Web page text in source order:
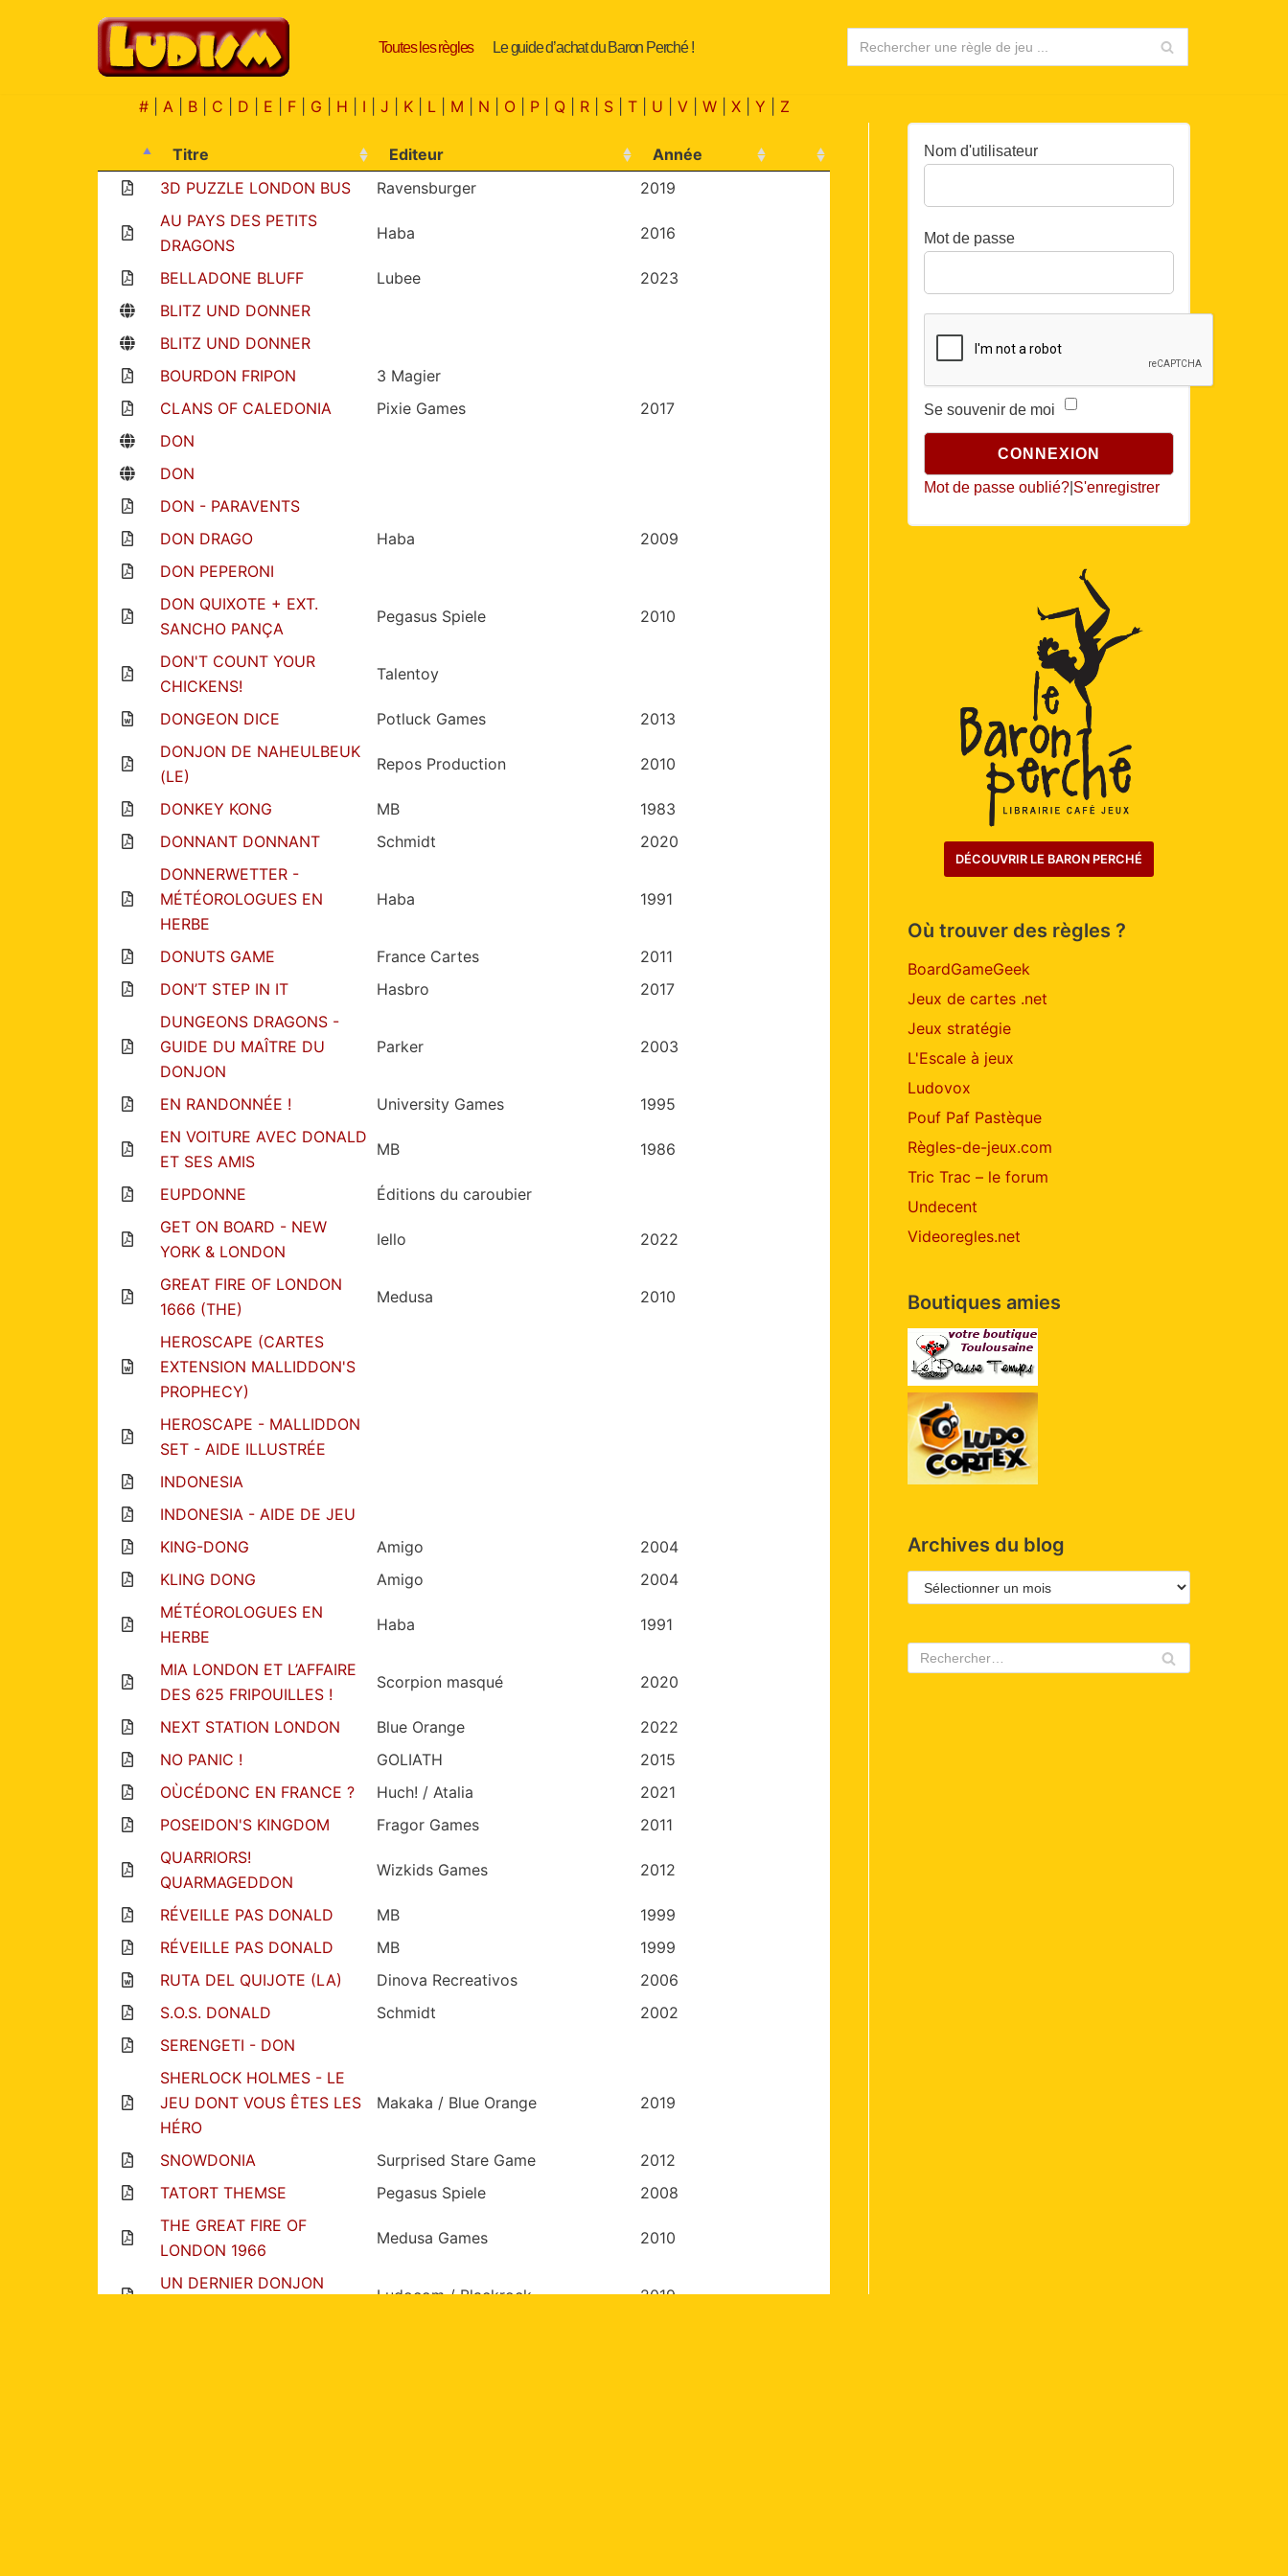
Toutes les règles Le guide d’achat du Baron Perché !
#| A| B| C D E F| G H I J K| L| M N O| P| Q| R| S| T| U V| W| X| Y Z
Titre Editeur
Année
3D PUZZLE LONDON BUS
Ravensburger
2019
AU PAYS DES PETITS
DRAGONS
Haba 2016
BELLADONE BLUFF Lubee
2023
BLITZ UND DONNER
BLITZ UND DONNER
BOURDON FRIPON
3 Magier
CLANS OF CALEDONIA
Pixie Games
2017
DON
DON
DON - PARAVENTS
DON DRAGO
Haba
2009
DON PEPERONI
DON QUIXOTE + EXT.
SANCHO PANÇA
Pegasus Spiele 2010
DON'T COUNT YOUR
CHICKENS!
Talentoy
DONGEON DICE Potluck Games
2013
DONJON DE NAHEULBEUK
(LE)
Repos Production 2010
DONKEY KONG MB
1983
DONNANT DONNANT
Schmidt
2020
DONNERWETTER -
MÉTÉOROLOGUES EN
HERBE
Haba 1991
DONUTS GAME France Cartes
2011
DON’T STEP IN IT
Hasbro
2017
DUNGEONS DRAGONS -
GUIDE DU MAÎTRE DU
DONJON
Parker 2003
EN RANDONNÉE ! University Games
1995
EN VOITURE AVEC DONALD
ET SES AMIS
MB 1986
EUPDONNE
Éditions du caroubier
GET ON BOARD - NEW
YORK & LONDON
Iello 2022
GREAT FIRE OF LONDON
1666 (THE)
Medusa 2010
HEROSCAPE (CARTES
EXTENSION MALLIDDON'S
PROPHECY)
HEROSCAPE - MALLIDDON
SET - AIDE ILLUSTRÉE
INDONESIA
INDONESIA - AIDE DE JEU
KING-DONG
Amigo
2004
KLING DONG
Amigo
2004
MÉTÉOROLOGUES EN
HERBE
Haba 1991
MIA LONDON ET L’AFFAIRE
DES 625 FRIPOUILLES !
Scorpion masqué 2020
NEXT STATION LONDON Blue Orange
2022
NO PANIC !
GOLIATH
2015
OÙCÉDONC EN FRANCE ?
Huch! / Atalia
2021
POSEIDON'S KINGDOM
Fragor Games
2011
QUARRIORS!
QUARMAGEDDON
Wizkids Games 2012
RÉVEILLE PAS DONALD MB
1999
RÉVEILLE PAS DONALD
MB
1999
RUTA DEL QUIJOTE (LA)
Dinova Recreativos
2006
S.O.S. DONALD
Schmidt
2002
SERENGETI - DON
SHERLOCK HOLMES - LE
JEU DONT VOUS ÊTES LES
HÉRO
Makaka / Blue Orange 2019
SNOWDONIA Surprised Stare Game
2012
TATORT THEMSE
Pegasus Spiele
2008
THE GREAT FIRE OF
LONDON 1966
Medusa Games 2010
UN DERNIER DONJON
Ludocom / Blackrock 2019
Nom d'utilisateur
Mot de passe
Se souvenir de moi
Mot de passe oublié? S'enregistrer
DÉCOUVRIR LE BARON PERCHÉ
Où trouver des règles ?
BoardGameGeek
Jeux de cartes .net
Jeux stratégie
L'Escale à jeux
Ludovox
Pouf Paf Pastèque
Règles-de-jeux.com
Tric Trac – le forum
Undecent
Videoregles.net
Boutiques amies
Archives du blog